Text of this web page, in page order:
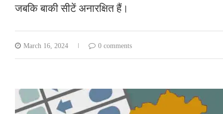
जबकि बाकी सीटें अनारक्षित हैं।
March 16, 2024 0 comments